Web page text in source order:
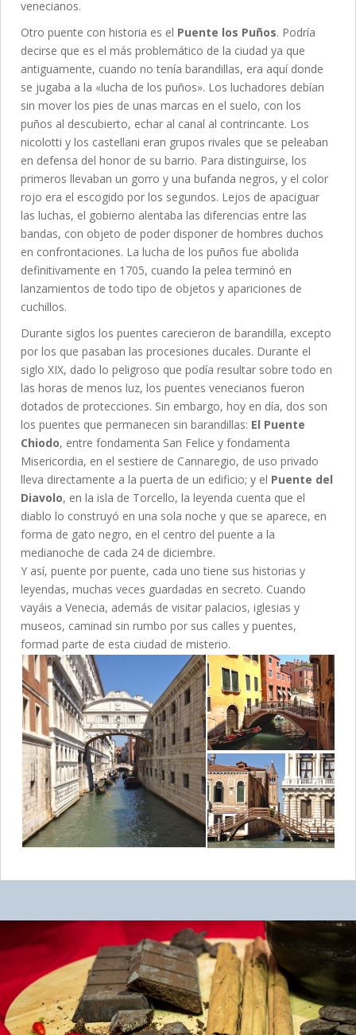
venecianos.
Otro puente con historia es el Puente los Puños. Podría
decirse que es el más problemático de la ciudad ya que
antiguamente, cuando no tenía barandillas, era aquí donde
se jugaba a la «lucha de los puños». Los luchadores debían
sin mover los pies de unas marcas en el suelo, con los
puños al descubierto, echar al canal al contrincante. Los
nicolotti y los castellani eran grupos rivales que se peleaban
en defensa del honor de su barrio. Para distinguirse, los
primeros llevaban un gorro y una bufanda negros, y el color
rojo era el escogido por los segundos. Lejos de apaciguar
las luchas, el gobierno alentaba las diferencias entre las
bandas, con objeto de poder disponer de hombres duchos
en confrontaciones. La lucha de los puños fue abolida
definitivamente en 1705, cuando la pelea terminó en
lanzamientos de todo tipo de objetos y apariciones de
cuchillos.
Durante siglos los puentes carecieron de barandilla, excepto
por los que pasaban las procesiones ducales. Durante el
siglo XIX, dado lo peligroso que podía resultar sobre todo en
las horas de menos luz, los puentes venecianos fueron
dotados de protecciones. Sin embargo, hoy en día, dos son
los puentes que permanecen sin barandillas: El Puente
Chiodo, entre fondamenta San Felice y fondamenta
Misericordia, en el sestiere de Cannaregio, de uso privado
lleva directamente a la puerta de un edificio; y el Puente del
Diavolo, en la isla de Torcello, la leyenda cuenta que el
diablo lo construyó en una sola noche y que se aparece, en
forma de gato negro, en el centro del puente a la
medianoche de cada 24 de diciembre.
Y así, puente por puente, cada uno tiene sus historias y
leyendas, muchas veces guardadas en secreto. Cuando
vayáis a Venecia, además de visitar palacios, iglesias y
museos, caminad sin rumbo por sus calles y puentes,
formad parte de esta ciudad de misterio.